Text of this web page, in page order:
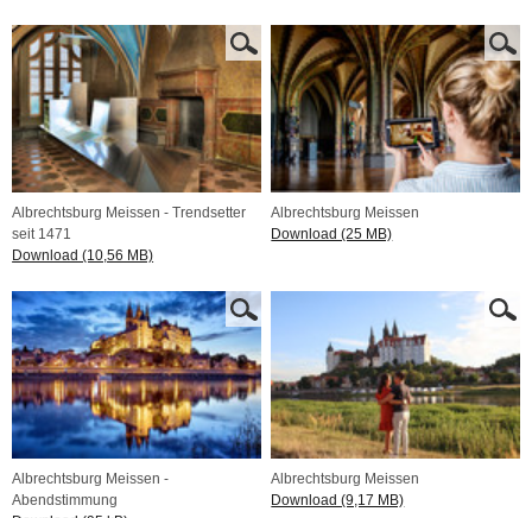
Albrechtsburg Meissen - Trendsetter
seit 1471
Download (10,56 MB)
Albrechtsburg Meissen
Download (25 MB)
Albrechtsburg Meissen -
Abendstimmung
Albrechtsburg Meissen
Download (9,17 MB)